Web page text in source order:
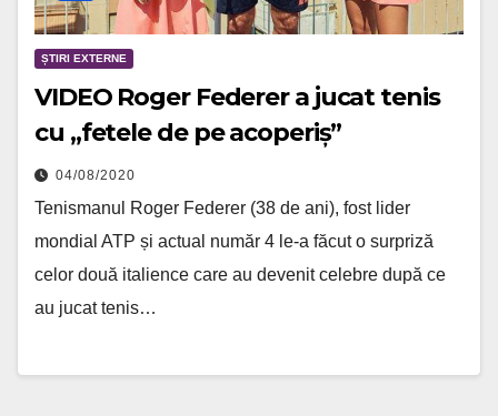
ȘTIRI EXTERNE
VIDEO Roger Federer a jucat tenis
cu „fetele de pe acoperiș”
04/08/2020
Tenismanul Roger Federer (38 de ani), fost lider
mondial ATP și actual număr 4 le-a făcut o surpriză
celor două italience care au devenit celebre după ce
au jucat tenis…